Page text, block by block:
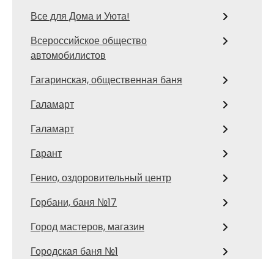
Все для Дома и Уюта!
Всероссийское общество
автомобилистов
Гагаринская, общественная баня
Галамарт
Галамарт
Гарант
Генио, оздоровительный центр
Горбани, баня №17
Город мастеров, магазин
Городская баня №1